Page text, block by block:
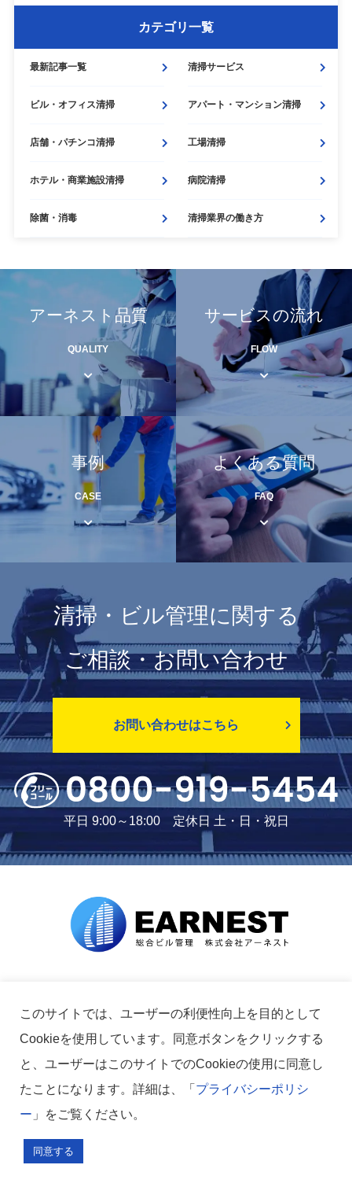
カテゴリ一覧
最新記事一覧 清掃サービス
ビル・ オフィス清掃 アパート・ マンション清掃
店舗・ パチンコ清掃 工場清掃
ホテル・ 商業施設清掃 病院清掃
除菌・ 消毒 清掃業界の働き方
アーネスト品質
QUALITY
サービスの流れ
FLOW
事例
CASE
よくある質問
FAQ
清掃・ビル管理に関する
ご相談・お問い合わせ
お問い合わせはこちら
平日 9:00～18:00 定休日 土・日・祝日
東京都渋谷区幡ケ谷2丁目21-4
リードシー幡ヶ谷ビル10F
平日 9:00～18:00 定休日 土・日・祝日
このサイトでは、ユーザーの利便性向上を目的として
Cookieを使用しています。同意ボタンをクリックする
と、ユーザーはこのサイトでのCookieの使用に同意し
たことになります。詳細は、「 プライバシーポリシ
ー 」をご覧ください。
同意する